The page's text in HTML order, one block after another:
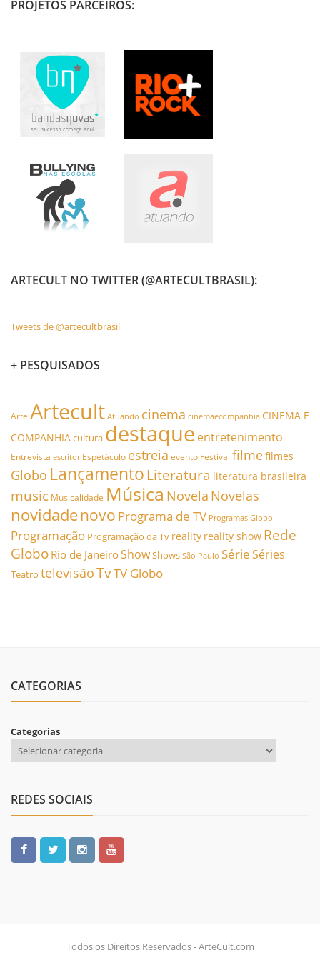
PROJETOS PARCEIROS:
ARTECULT NO TWITTER (@ARTECULTBRASIL):
Tweets de @artecultbrasil
+ PESQUISADOS
Arte Artecult Atuando cinema cinemaecompanhia CINEMA E
COMPANHIAcultura destaque entretenimento
Entrevista escritor Espetáculo estreia evento Festival filmefilmes
Globo Lançamento Literatura literatura brasileira
music Musicalidade Música Novela Novelas
novidadenovo Programa de TV Programas Globo
Programação Programação da Tv reality reality show Rede
Globo Rio de JaneiroShowShows São Paulo SérieSéries
Teatro televisãoTvTV Globo
CATEGORIAS
Categorias
REDES SOCIAIS
Todos os Direitos Reservados - ArteCult.com